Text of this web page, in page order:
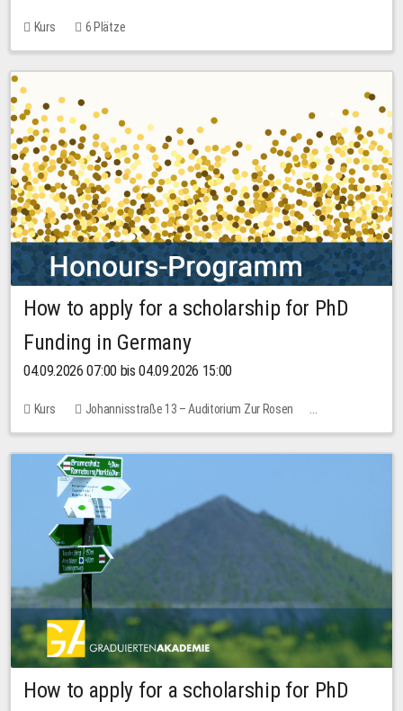
Kurs 6 Plätze
How to apply for a scholarship for PhD
Funding in Germany
04.09.2026 07:00 bis 04.09.2026 15:00
Kurs
Johannisstraße 13 – Auditorium Zur Rosen
Keine freien Plätze
How to apply for a scholarship for PhD